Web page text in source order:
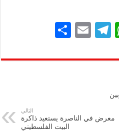
W
at
A
p
Te
gr
E
ai
ar
التالي
معرض في الناصرة يستعيد ذاكرة
البيت الفلسطيني